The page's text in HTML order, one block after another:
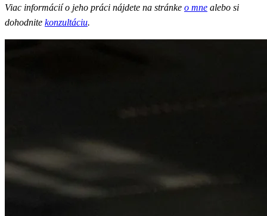
Viac informácií o jeho práci nájdete na stránke o mne alebo si
dohodnite konzultáciu.